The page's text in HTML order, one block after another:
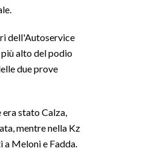
dell'Autoservice
alto del podio
due prove
stato Calza,
mentre nella Kz
Meloni e Fadda.